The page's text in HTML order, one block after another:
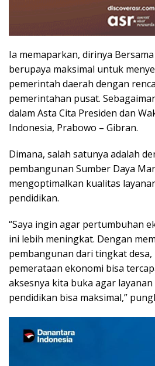
Ia memaparkan, dirinya
berupaya maksimal untuk
pemerintah daerah dengan
pemerintahan pusat.
dalam Asta Cita Presiden dan
Indonesia, Prabowo – Gibran.
Dimana, salah satunya adalah
pembangunan Sumber Daya
mengoptimalkan kualitas
pendidikan.
“Saya ingin agar pertumbuhan
ini lebih meningkat. Dengan
pembangunan dari tingkat desa,
pemerataan ekonomi bisa
aksesnya kita buka agar
pendidikan bisa maksimal,”